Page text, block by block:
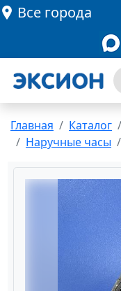
Все города
Главная Каталог
Наручные часы